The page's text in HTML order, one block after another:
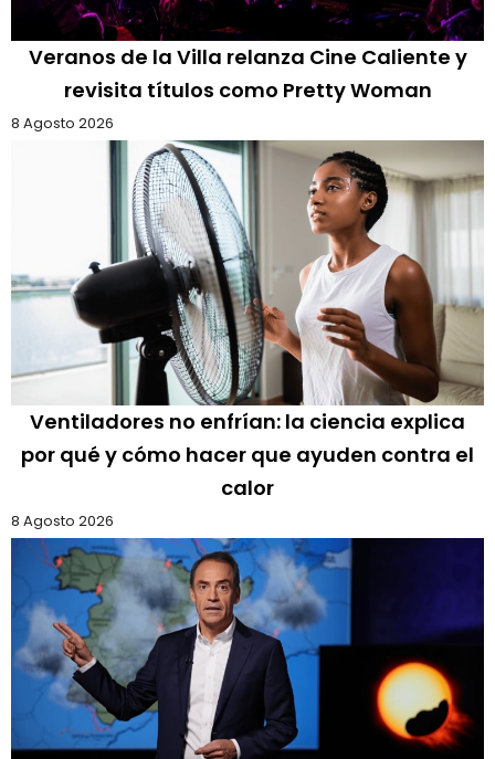
Veranos de la Villa relanza Cine Caliente y
revisita títulos como Pretty Woman
8 Agosto 2026
Ventiladores no enfrían: la ciencia explica
por qué y cómo hacer que ayuden contra el
calor
8 Agosto 2026